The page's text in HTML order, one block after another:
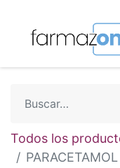
Todos los